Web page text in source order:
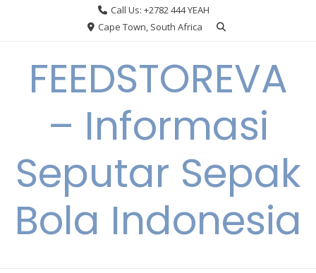
Call Us: +2782 444 YEAH
Cape Town, South Africa
FEEDSTOREVA
– Informasi
Seputar Sepak
Bola Indonesia